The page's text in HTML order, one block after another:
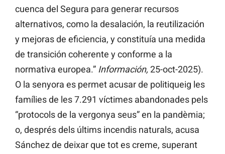
cuenca del Segura para generar recursos
alternativos, como la desalación, la reutilización
y mejoras de eficiencia, y constituía una medida
de transición coherente y conforme a la
normativa europea.” Información, 25-oct-2025).
O la senyora es permet acusar de politiqueig les
famílies de les 7.291 víctimes abandonades pels
“protocols de la vergonya seus” en la pandèmia;
o, després dels últims incendis naturals, acusa
Sánchez de deixar que tot es creme, superant